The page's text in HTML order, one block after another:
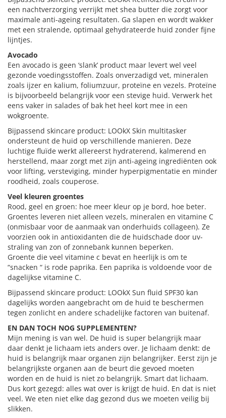
een nachtverzorging verrijkt met shea butter die zorgt voor
maximale anti-ageing resultaten. Ga slapen en wordt wakker
met een stralende, optimaal gehydrateerde huid zonder fijne
lijntjes.
Avocado
Een avocado is geen ‘slank’ product maar levert wel veel
gezonde voedingsstoffen. Zoals onverzadigd vet, mineralen
zoals ijzer en kalium, foliumzuur, proteïne en vezels. Proteïne
is bijvoorbeeld belangrijk voor een stevige huid. Verwerk het
eens vaker in salades of bak het heel kort mee in een
wokgroente.
Bijpassend skincare product: LOOkX Skin multitasker
ondersteunt de huid op verschillende manieren. Deze
luchtige fluïde werkt allereerst hydraterend, kalmerend en
herstellend, maar zorgt met zijn anti-ageing ingrediënten ook
voor lifting, versteviging, minder hyperpigmentatie en minder
roodheid, zoals couperose.
Veel kleuren groentes
Rood, geel en groen: hoe meer kleur op je bord, hoe beter.
Groentes leveren niet alleen vezels, mineralen en vitamine C
(onmisbaar voor de aanmaak van onderhuids collageen). Ze
voorzien ook in antioxidanten die de huidschade door uv-
straling van zon of zonnebank kunnen beperken.
Groente die veel vitamine c bevat en heerlijk is om te
“snacken “ is rode paprika. Een paprika is voldoende voor de
dagelijkse vitamine C.
Bijpassend skincare product: LOOkX Sun fluid SPF30 kan
dagelijks worden aangebracht om de huid te beschermen
tegen zonlicht en andere schadelijke factoren van buitenaf.
EN DAN TOCH NOG SUPPLEMENTEN?
Mijn mening is van wel. De huid is super belangrijk maar
daar denkt je lichaam iets anders over. Je lichaam denkt: de
huid is belangrijk maar organen zijn belangrijker. Eerst zijn je
belangrijkste organen aan de beurt die gevoed moeten
worden en de huid is niet zo belangrijk. Smart dat lichaam.
Dus kort gezegd: alles wat over is krijgt de huid. En dat is niet
veel. We eten niet elke dag gezond dus we moeten veilig bij
slikken.